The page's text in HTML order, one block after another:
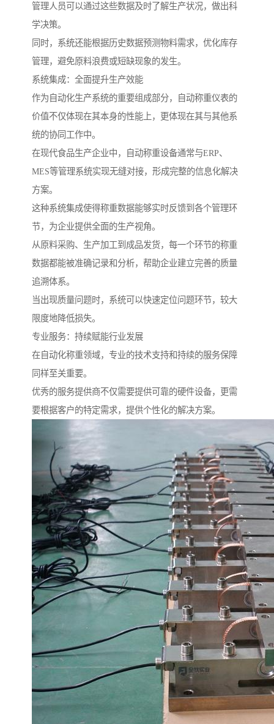
管理人员可以通过这些数据及时了解生产状况，做出科
学决策。
同时，系统还能根据历史数据预测物料需求，优化库存
管理，避免原料浪费或短缺现象的发生。
系统集成：全面提升生产效能
作为自动化生产系统的重要组成部分，自动称重仪表的
价值不仅体现在其本身的性能上，更体现在其与其他系
统的协同工作中。
在现代食品生产企业中，自动称重设备通常与ERP、
MES等管理系统实现无缝对接，形成完整的信息化解决
方案。
这种系统集成使得称重数据能够实时反馈到各个管理环
节，为企业提供全面的生产视角。
从原料采购、生产加工到成品发货，每一个环节的称重
数据都能被准确记录和分析，帮助企业建立完善的质量
追溯体系。
当出现质量问题时，系统可以快速定位问题环节，较大
限度地降低损失。
专业服务：持续赋能行业发展
在自动化称重领域，专业的技术支持和持续的服务保障
同样至关重要。
优秀的服务提供商不仅需要提供可靠的硬件设备，更需
要根据客户的特定需求，提供个性化的解决方案。